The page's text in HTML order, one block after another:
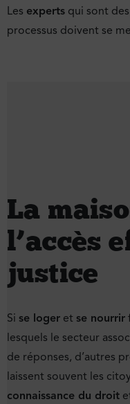
Les experts qui sont
processus doivent se
La
l’accès
justice
Si se loger et se nourrir
lesquels le secteur
de réponses, d’autres
laissent souvent les
connaissance du droit